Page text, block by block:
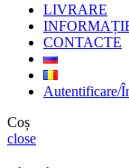
LIVRARE
CONTACTE
Autentificare/
Coș
close